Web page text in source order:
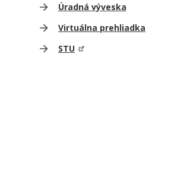
Úradná výveska
Virtuálna prehliadka
STU